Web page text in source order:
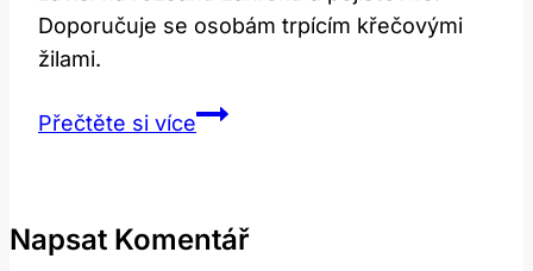
Doporučuje se osobám trpícím křečovými
žilami.
Přečtěte si víceLaserová
Cena
Napsat Komentář